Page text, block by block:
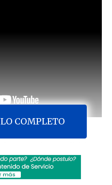
en medio
de casos de
COMPLETO